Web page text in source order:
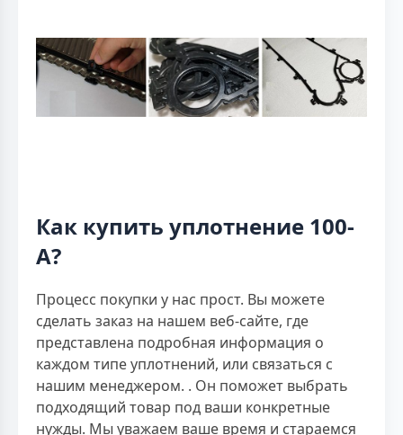
Как купить уплотнение 100-
A?
Процесс покупки у нас прост. Вы можете
сделать заказ на нашем веб-сайте, где
представлена подробная информация о
каждом типе уплотнений, или связаться с
нашим менеджером. . Он поможет выбрать
подходящий товар под ваши конкретные
нужды. Мы уважаем ваше время и стараемся